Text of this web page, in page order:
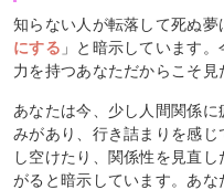
知らない人が転落して死ぬ夢
にする 」と暗示しています
力を持つあなただからこそ見
あなたは今、少し人間関係
みがあり、行き詰まりを感
し空けたり、関係性を見直
がると暗示しています。あな